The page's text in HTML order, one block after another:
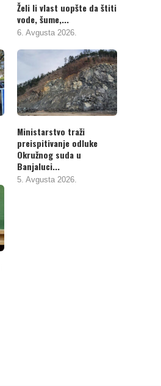
Želi li vlast uopšte da štiti
vode, šume,...
6. Avgusta 2026.
Ministarstvo traži
preispitivanje odluke
Okružnog suda u
Banjaluci...
5. Avgusta 2026.